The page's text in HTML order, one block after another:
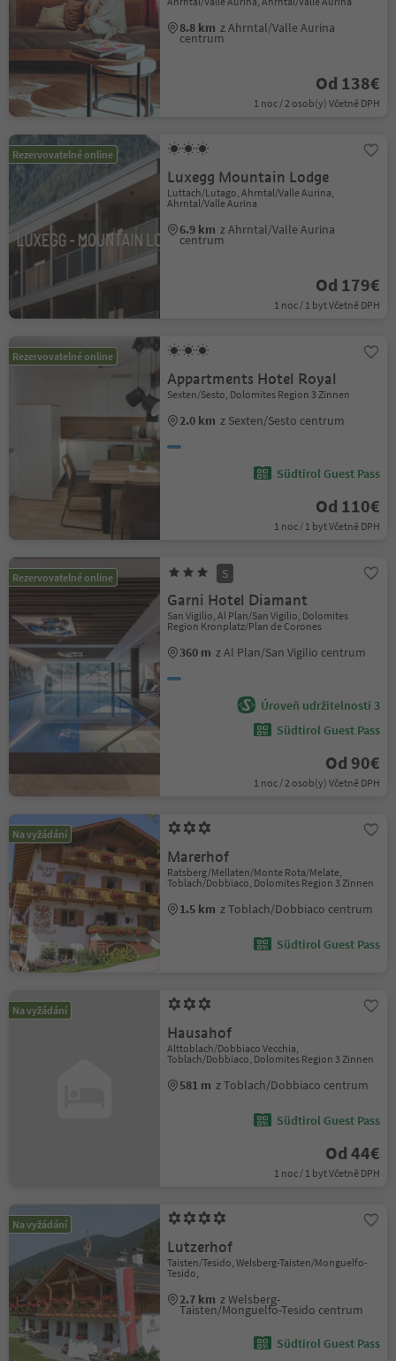
8.8 km z Ahrntal/Valle Aurina
centrum
Od 138€
1 noc / 2 osob(y) Včetně DPH
Rezervovatelné online
Luxegg Mountain Lodge
Luttach/Lutago, Ahrntal/Valle Aurina,
Ahrntal/Valle Aurina
6.9 km z Ahrntal/Valle Aurina
centrum
Od 179€
1 noc / 1 byt Včetně DPH
Rezervovatelné online
Appartments Hotel Royal
Sexten/Sesto, Dolomites Region 3 Zinnen
2.0 km z Sexten/Sesto centrum
Südtirol Guest Pass
Od 110€
1 noc / 1 byt Včetně DPH
Rezervovatelné online S
Garni Hotel Diamant
San Vigilio, Al Plan/San Vigilio, Dolomites
Region Kronplatz/Plan de Corones
360 m z Al Plan/San Vigilio centrum
Úroveň udržitelnosti 3
Südtirol Guest Pass
Od 90€
1 noc / 2 osob(y) Včetně DPH
Na vyžádání
Marerhof
Ratsberg/Mellaten/Monte Rota/Melate,
Toblach/Dobbiaco, Dolomites Region 3 Zinnen
1.5 km z Toblach/Dobbiaco centrum
Südtirol Guest Pass
Na vyžádání
Hausahof
Alttoblach/Dobbiaco Vecchia,
Toblach/Dobbiaco, Dolomites Region 3 Zinnen
581 m z Toblach/Dobbiaco centrum
Südtirol Guest Pass
Od 44€
1 noc / 1 byt Včetně DPH
Na vyžádání
Lutzerhof
Taisten/Tesido, Welsberg-Taisten/Monguelfo-
Tesido,
2.7 km z Welsberg-
Taisten/Monguelfo-Tesido centrum
Südtirol Guest Pass